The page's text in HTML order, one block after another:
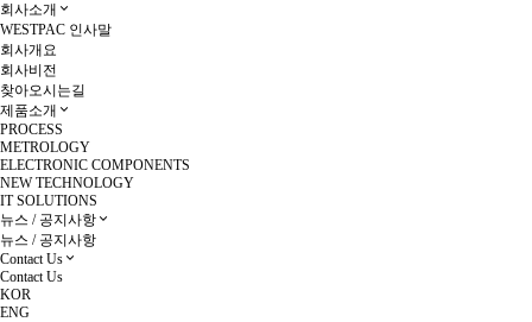
회사소개
WESTPAC 인사말
회사개요
회사비전
찾아오시는길
제품소개
PROCESS
METROLOGY
ELECTRONIC COMPONENTS
NEW TECHNOLOGY
IT SOLUTIONS
뉴스 / 공지사항
뉴스 / 공지사항
Contact Us
Contact Us
KOR
ENG